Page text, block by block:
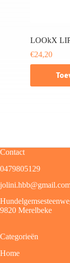
LOOkX
€24,20
Contact
0479805129
9820 Merelbeke
Categorieën
Home